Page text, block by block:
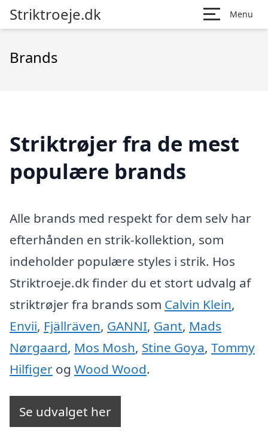
Striktroeje.dk Menu
Brands
Striktrøjer fra de mest
populære brands
Alle brands med respekt for dem selv har
efterhånden en strik-kollektion, som
indeholder populære styles i strik. Hos
Striktroeje.dk finder du et stort udvalg af
striktrøjer fra brands som Calvin Klein,
Envii, Fjällräven, GANNI, Gant, Mads
Nørgaard, Mos Mosh, Stine Goya, Tommy
Hilfiger og Wood Wood.
Se udvalget her